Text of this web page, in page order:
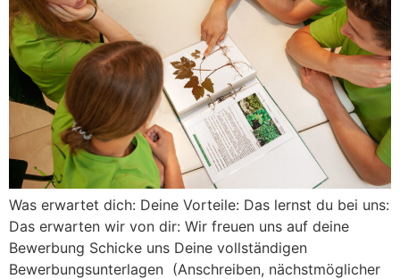
Was erwartet dich: Deine Vorteile: Das lernst du bei uns:
Das erwarten wir von dir: Wir freuen uns auf deine
Bewerbung Schicke uns Deine vollständigen
Bewerbungsunterlagen (Anschreiben, nächstmöglicher